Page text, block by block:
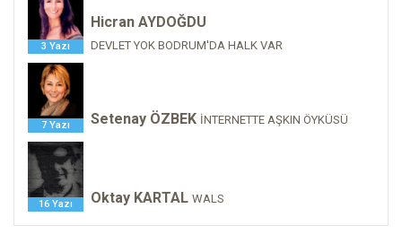
3 Yazı
Hicran AYDOĞDU
DEVLET YOK BODRUM'DA HALK VAR
7 Yazı Setenay ÖZBEK İNTERNETTE AŞKIN ÖYKÜSÜ
16 Yazı Oktay KARTAL WALS